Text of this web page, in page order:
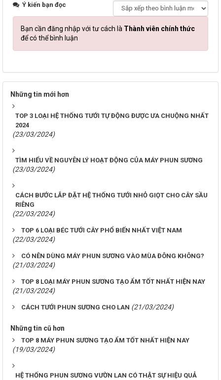
Ý kiến bạn đọc
Bạn cần đăng nhập với tư cách là Thành viên chính thức
để có thể bình luận
Những tin mới hơn
TOP 3 LOẠI HỆ THỐNG TƯỚI TỰ ĐỘNG ĐƯỢC ƯA CHUỘNG NHẤT
2024
(23/03/2024)
TÌM HIỂU VỀ NGUYÊN LÝ HOẠT ĐỘNG CỦA MÁY PHUN SƯƠNG
(23/03/2024)
CÁCH BƯỚC LẮP ĐẶT HỆ THỐNG TƯỚI NHỎ GIỌT CHO CÂY SẦU
RIÊNG
(22/03/2024)
TOP 6 LOẠI BÉC TƯỚI CÂY PHỔ BIẾN NHẤT VIỆT NAM
(22/03/2024)
CÓ NÊN DÙNG MÁY PHUN SƯƠNG VÀO MÙA ĐÔNG KHÔNG?
(21/03/2024)
TOP 8 LOẠI MÁY PHUN SƯƠNG TẠO ẨM TỐT NHẤT HIỆN NAY
(21/03/2024)
CÁCH TƯỚI PHUN SƯƠNG CHO LAN (21/03/2024)
Những tin cũ hơn
TOP 8 MÁY PHUN SƯƠNG TẠO ẨM TỐT NHẤT HIỆN NAY
(19/03/2024)
HỆ THỐNG PHUN SƯƠNG VƯỜN LAN CÓ THẬT SỰ HIỆU QUẢ